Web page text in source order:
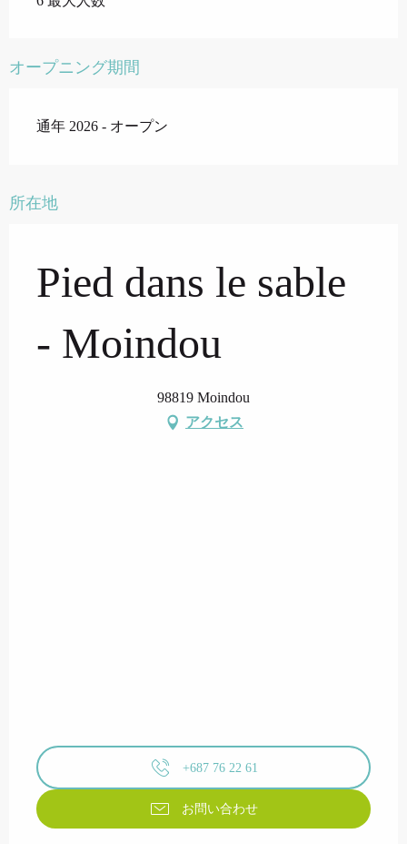
オープニング期間
通年 2026 - オープン
所在地
Pied dans le sable
- Moindou
98819 Moindou
アクセス
+687 76 22 61
お問い合わせ